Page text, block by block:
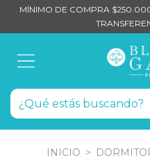
MÍNIMO DE COMPRA
INICIO >